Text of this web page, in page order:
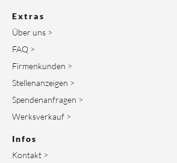
Extras
Über uns >
FAQ >
Firmenkunden >
Stellenanzeigen >
Spendenanfragen >
Werksverkauf >
Infos
Kontakt >